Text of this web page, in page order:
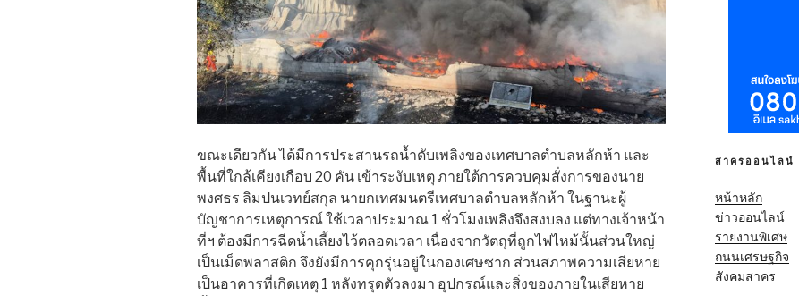
ขณะเดียวกัน ได้มีการประสานรถน้ำดับเพลิงของเทศบาลตำบลหลักห้า และ
พื้นที่ใกล้เคียงเกือบ 20 คัน เข้าระงับเหตุ ภายใต้การควบคุมสั่งการของนาย
พงศธร ลิมปนเวทย์สกุล นายกเทศมนตรีเทศบาลตำบลหลักห้า ในฐานะผู้
บัญชาการเหตุการณ์ ใช้เวลาประมาณ 1 ชั่วโมงเพลิงจึงสงบลง แต่ทางเจ้าหน้า
ที่ฯ ต้องมีการฉีดน้ำเลี้ยงไว้ตลอดเวลา เนื่องจากวัตถุที่ถูกไฟไหม้นั้นส่วนใหญ่
เป็นเม็ดพลาสติก จึงยังมีการคุกรุ่นอยู่ในกองเศษซาก ส่วนสภาพความเสียหาย
เป็นอาคารที่เกิดเหตุ 1 หลังทรุดตัวลงมา อุปกรณ์และสิ่งของภายในเสียหาย
สาครออนไลน์
หน้าหลัก
ข่าวออนไลน์
รายงานพิเศษ
ถนนเศรษฐกิจ
สังคมสาคร